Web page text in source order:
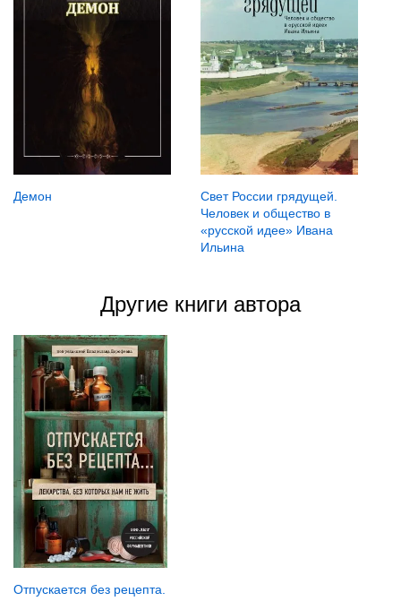
Демон
Свет России грядущей.
Человек и общество в
«русской идее» Ивана
Ильина
Другие книги автора
Отпускается без рецепта.